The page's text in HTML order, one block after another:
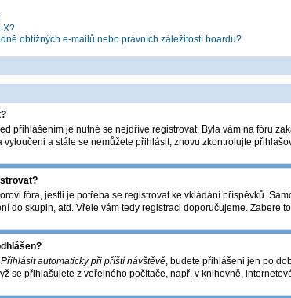
X?
obtížných e-mailů nebo právních záležitostí boardu?
přihlášením je nutné se nejdříve registrovat. Byla vám na fóru
vyloučeni a stále se nemůžete přihlásit, znovu zkontrolujte
fóra, jestli je potřeba se registrovat ke vkládání příspěvků.
do skupin, atd. Vřele vám tedy registraci doporučujeme. Zabere
Přihlásit automaticky při příští návštěvě, budete přihlášeni jen po
se přihlašujete z veřejného počítače, např. v knihovně,